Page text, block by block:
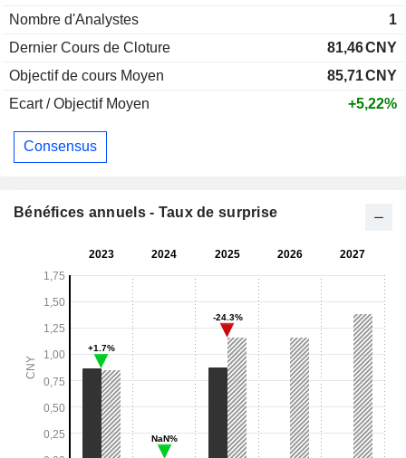
Nombre d'Analystes
1
Dernier Cours de Cloture
81,46CNY
Objectif de cours Moyen
85,71CNY
Ecart / Objectif Moyen
+5,22%
Consensus
Bénéfices annuels - Taux de surprise